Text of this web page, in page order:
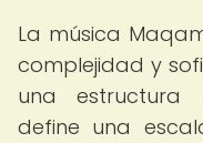
La música
complejidad y
una estructura
define una